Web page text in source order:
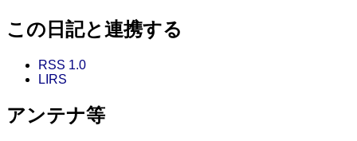
この日記と連携する
RSS 1.0
LIRS
アンテナ等